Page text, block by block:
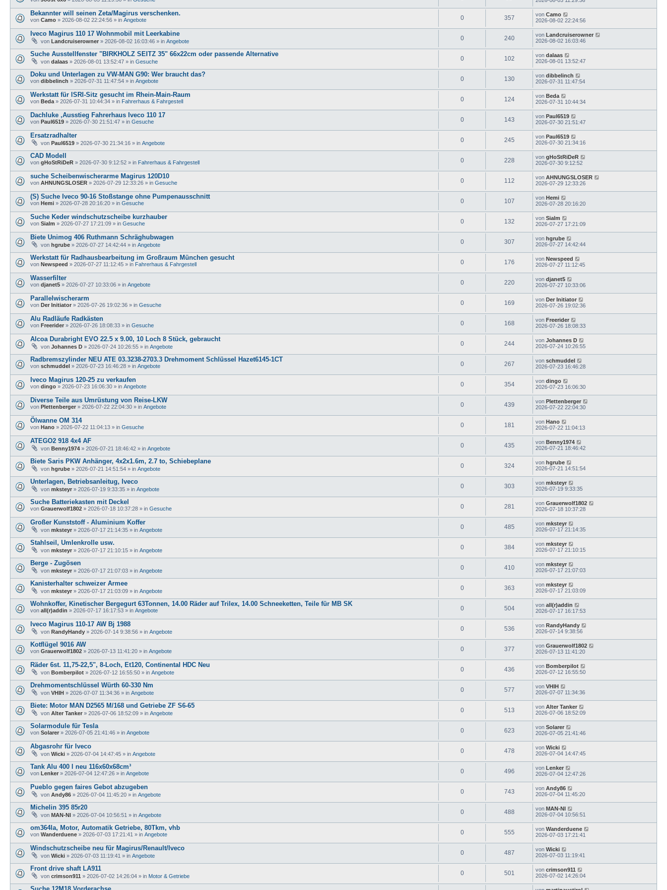
Bekannter will seinen Zeta/Magirus verschenken.
von Camo » 2026-08-02 22:24:56 » in Angebote 0 357 von Camo
2026-08-02 22:24:56
Iveco Magirus 110 17 Wohnmobil mit Leerkabine
von Landcruiserowner » 2026-08-02 16:03:46 » in Angebote 0 240 von Landcruiserowner
2026-08-02 16:03:46
Suche Ausstellfenster "BIRKHOLZ SEITZ 35" 66x22cm oder passende Alternative
von dalaas » 2026-08-01 13:52:47 » in Gesuche 0 102 von dalaas
2026-08-01 13:52:47
Doku und Unterlagen zu VW-MAN G90: Wer braucht das?
von dibbelinch » 2026-07-31 11:47:54 » in Angebote 0 130 von dibbelinch
2026-07-31 11:47:54
Werkstatt für ISRI-Sitz gesucht im Rhein-Main-Raum
von Beda » 2026-07-31 10:44:34 » in Fahrerhaus & Fahrgestell 0 124 von Beda
2026-07-31 10:44:34
Dachluke ,Ausstieg Fahrerhaus Iveco 110 17
von Paul6519 » 2026-07-30 21:51:47 » in Gesuche 0 143 von Paul6519
2026-07-30 21:51:47
Ersatzradhalter
von Paul6519 » 2026-07-30 21:34:16 » in Angebote 0 245 von Paul6519
2026-07-30 21:34:16
CAD Modell
von gHoStRiDeR » 2026-07-30 9:12:52 » in Fahrerhaus & Fahrgestell 0 228 von gHoStRiDeR
2026-07-30 9:12:52
suche Scheibenwischerarme Magirus 120D10
von AHNUNGSLOSER » 2026-07-29 12:33:26 » in Gesuche 0 112 von AHNUNGSLOSER
2026-07-29 12:33:26
(S) Suche Iveco 90-16 Stoßstange ohne Pumpenausschnitt
von Hemi » 2026-07-28 20:16:20 » in Gesuche 0 107 von Hemi
2026-07-28 20:16:20
Suche Keder windschutzscheibe kurzhauber
von Sialm » 2026-07-27 17:21:09 » in Gesuche 0 132 von Sialm
2026-07-27 17:21:09
Biete Unimog 406 Ruthmann Schräghubwagen
von hgrube » 2026-07-27 14:42:44 » in Angebote 0 307 von hgrube
2026-07-27 14:42:44
Werkstatt für Radhausbearbeitung im Großraum München gesucht
von Newspeed » 2026-07-27 11:12:45 » in Fahrerhaus & Fahrgestell 0 176 von Newspeed
2026-07-27 11:12:45
Wasserfilter
von djanet5 » 2026-07-27 10:33:06 » in Angebote 0 220 von djanet5
2026-07-27 10:33:06
Parallelwischerarm
von Der Initiator » 2026-07-26 19:02:36 » in Gesuche 0 169 von Der Initiator
2026-07-26 19:02:36
Alu Radläufe Radkästen
von Freerider » 2026-07-26 18:08:33 » in Gesuche 0 168 von Freerider
2026-07-26 18:08:33
Alcoa Durabright EVO 22.5 x 9.00, 10 Loch 8 Stück, gebraucht
von Johannes D » 2026-07-24 10:26:55 » in Angebote 0 244 von Johannes D
2026-07-24 10:26:55
Radbremszylinder NEU ATE 03.3238-2703.3 Drehmoment Schlüssel Hazet6145-1CT
von schmuddel » 2026-07-23 16:46:28 » in Angebote 0 267 von schmuddel
2026-07-23 16:46:28
Iveco Magirus 120-25 zu verkaufen
von dingo » 2026-07-23 16:06:30 » in Angebote 0 354 von dingo
2026-07-23 16:06:30
Diverse Teile aus Umrüstung von Reise-LKW
von Plettenberger » 2026-07-22 22:04:30 » in Angebote 0 439 von Plettenberger
2026-07-22 22:04:30
Ölwanne OM 314
von Hano » 2026-07-22 11:04:13 » in Gesuche 0 181 von Hano
2026-07-22 11:04:13
ATEGO2 918 4x4 AF
von Benny1974 » 2026-07-21 18:46:42 » in Angebote 0 435 von Benny1974
2026-07-21 18:46:42
Biete Saris PKW Anhänger, 4x2x1.6m, 2.7 to, Schiebeplane
von hgrube » 2026-07-21 14:51:54 » in Angebote 0 324 von hgrube
2026-07-21 14:51:54
Unterlagen, Betriebsanleitug, Iveco
von mksteyr » 2026-07-19 9:33:35 » in Angebote 0 303 von mksteyr
2026-07-19 9:33:35
Suche Batteriekasten mit Deckel
von Grauerwolf1802 » 2026-07-18 10:37:28 » in Gesuche 0 281 von Grauerwolf1802
2026-07-18 10:37:28
Großer Kunststoff - Aluminium Koffer
von mksteyr » 2026-07-17 21:14:35 » in Angebote 0 485 von mksteyr
2026-07-17 21:14:35
Stahlseil, Umlenkrolle usw.
von mksteyr » 2026-07-17 21:10:15 » in Angebote 0 384 von mksteyr
2026-07-17 21:10:15
Berge - Zugösen
von mksteyr » 2026-07-17 21:07:03 » in Angebote 0 410 von mksteyr
2026-07-17 21:07:03
Kanisterhalter schweizer Armee
von mksteyr » 2026-07-17 21:03:09 » in Angebote 0 363 von mksteyr
2026-07-17 21:03:09
Wohnkoffer, Kinetischer Bergegurt 63Tonnen, 14.00 Räder auf Trilex, 14.00 Schneeketten, Teile für MB SK
von all(r)addin » 2026-07-17 16:17:53 » in Angebote 0 504 von all(r)addin
2026-07-17 16:17:53
Iveco Magirus 110-17 AW Bj 1988
von RandyHandy » 2026-07-14 9:38:56 » in Angebote 0 536 von RandyHandy
2026-07-14 9:38:56
Kotflügel 9016 AW
von Grauerwolf1802 » 2026-07-13 11:41:20 » in Angebote 0 377 von Grauerwolf1802
2026-07-13 11:41:20
Räder 6st. 11,75-22,5", 8-Loch, Et120, Continental HDC Neu
von Bomberpilot » 2026-07-12 16:55:50 » in Angebote 0 436 von Bomberpilot
2026-07-12 16:55:50
Drehmomentschlüssel Würth 60-330 Nm
von VHIH » 2026-07-07 11:34:36 » in Angebote 0 577 von VHIH
2026-07-07 11:34:36
Biete: Motor MAN D2565 M/168 und Getriebe ZF S6-65
von Alter Tanker » 2026-07-06 18:52:09 » in Angebote 0 513 von Alter Tanker
2026-07-06 18:52:09
Solarmodule für Tesla
von Solarer » 2026-07-05 21:41:46 » in Angebote 0 623 von Solarer
2026-07-05 21:41:46
Abgasrohr für Iveco
von Wicki » 2026-07-04 14:47:45 » in Angebote 0 478 von Wicki
2026-07-04 14:47:45
Tank Alu 400 l neu 116x60x68cm³
von Lenker » 2026-07-04 12:47:26 » in Angebote 0 496 von Lenker
2026-07-04 12:47:26
Pueblo gegen faires Gebot abzugeben
von Andy86 » 2026-07-04 11:45:20 » in Angebote 0 743 von Andy86
2026-07-04 11:45:20
Michelin 395 85r20
von MAN-NI » 2026-07-04 10:56:51 » in Angebote 0 488 von MAN-NI
2026-07-04 10:56:51
om364la, Motor, Automatik Getriebe, 80Tkm, vhb
von Wanderduene » 2026-07-03 17:21:41 » in Angebote 0 555 von Wanderduene
2026-07-03 17:21:41
Windschutzscheibe neu für Magirus/Renault/Iveco
von Wicki » 2026-07-03 11:19:41 » in Angebote 0 487 von Wicki
2026-07-03 11:19:41
Front drive shaft LA911
von crimson911 » 2026-07-02 14:26:04 » in Motor & Getriebe 0 501 von crimson911
2026-07-02 14:26:04
Suche 12M18 Vorderachse